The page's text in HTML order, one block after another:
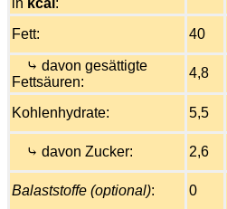
in kcal :
Fett:
40
⤷ davon gesättigte
Fettsäuren:
4,8
Kohlenhydrate: 5,5
⤷ davon Zucker:
2,6
Balaststoffe (optional): 0